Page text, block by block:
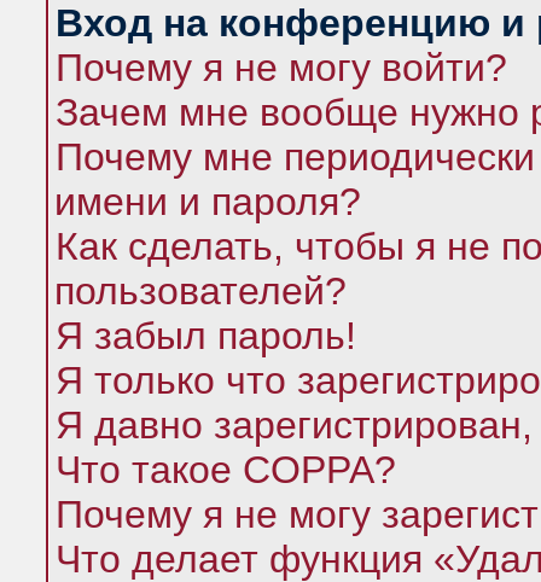
Вход на конференцию и
Почему я не могу войти?
Зачем мне вообще нужно
Почему мне
имени и пароля?
Как сделать, чтобы я не
пользователей?
Я забыл пароль!
Я только что
Я давно
Что такое COPPA?
Почему я не могу
Что делает функция